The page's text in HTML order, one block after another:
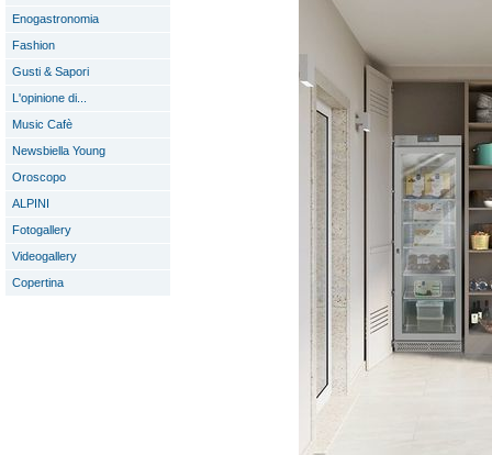
Enogastronomia
Fashion
Gusti & Sapori
L'opinione di...
Music Cafè
Newsbiella Young
Oroscopo
ALPINI
Fotogallery
Videogallery
Copertina